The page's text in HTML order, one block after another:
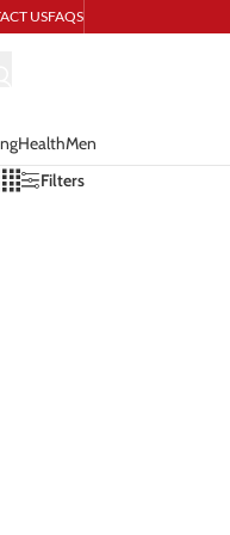
USFAQS
HealthMen
Filters